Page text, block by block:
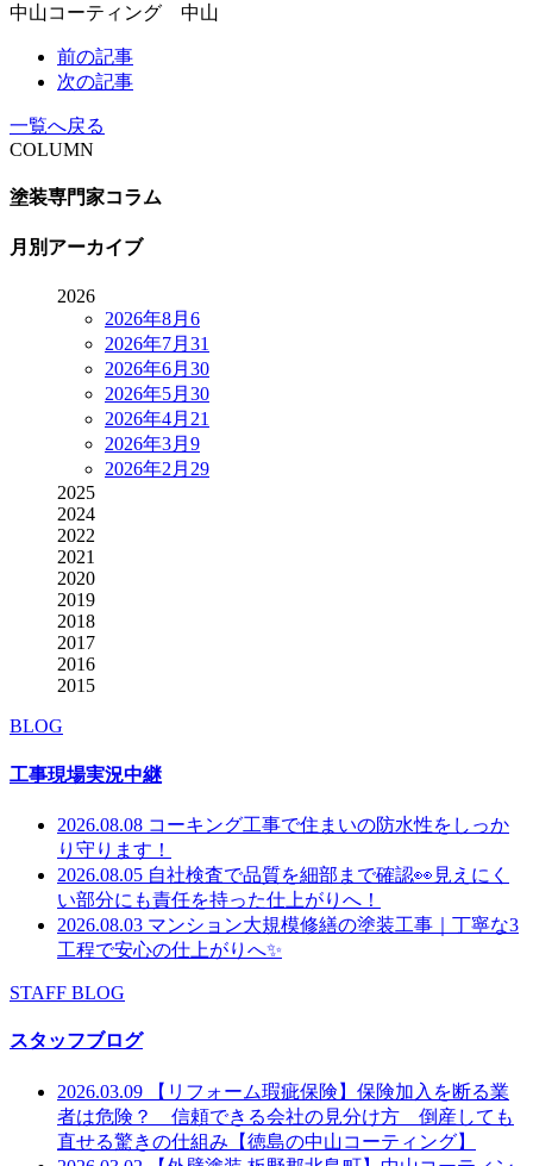
中山コーティング 中山
前の記事
次の記事
一覧へ戻る
COLUMN
塗装専門家コラム
月別アーカイブ
2026
2026年8月 6
2026年7月 31
2026年6月 30
2026年5月 30
2026年4月 21
2026年3月 9
2026年2月 29
2025
2024
2022
2021
2020
2019
2018
2017
2016
2015
BLOG
工事現場実況中継
2026.08.08 コーキング工事で住まいの防水性をしっか
り守ります！
2026.08.05 自社検査で品質を細部まで確認👀見えにく
い部分にも責任を持った仕上がりへ！
2026.08.03 マンション大規模修繕の塗装工事｜丁寧な3
工程で安心の仕上がりへ✨
STAFF BLOG
スタッフブログ
2026.03.09
【リフォーム瑕疵保険】保険加入を断る業
者は危険？ 信頼できる会社の見分け方 倒産しても
直せる驚きの仕組み【徳島の中山コーティング】